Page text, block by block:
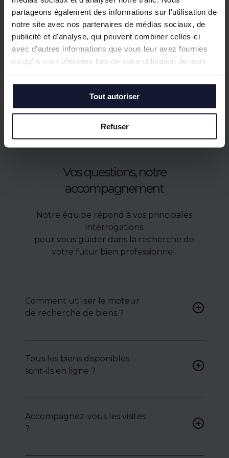
partageons également des informations sur l'utilisation de
notre site avec nos partenaires de médias sociaux, de
publicité et d'analyse, qui peuvent combiner celles-ci
avec d'autres informations que vous leur avez fournies
ou qu'ils ont collectées lors de votre utilisation de leurs
Tout autoriser
Refuser
Location
943 m² (divisibles)
En savoir plus
Vos questions, notre
accompagnement
Notre équipe répond à vos principales
interrogations
pour vous guider dans la recherche de
votre futur bien professionnel.
Comment utiliser le moteur
de recherche de biens ?
pour accéder à une liste de
biens ciblés.
Tous les biens disponibles
sont-ils en ligne ?
toute confidentialité :
contactez-nous pour y
Accompagnez-vous les visites
?